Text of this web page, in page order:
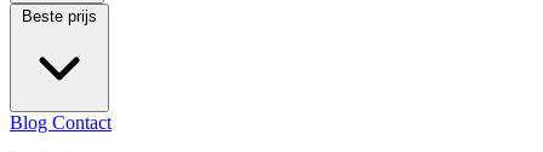
Beste prijs
Blog Contact